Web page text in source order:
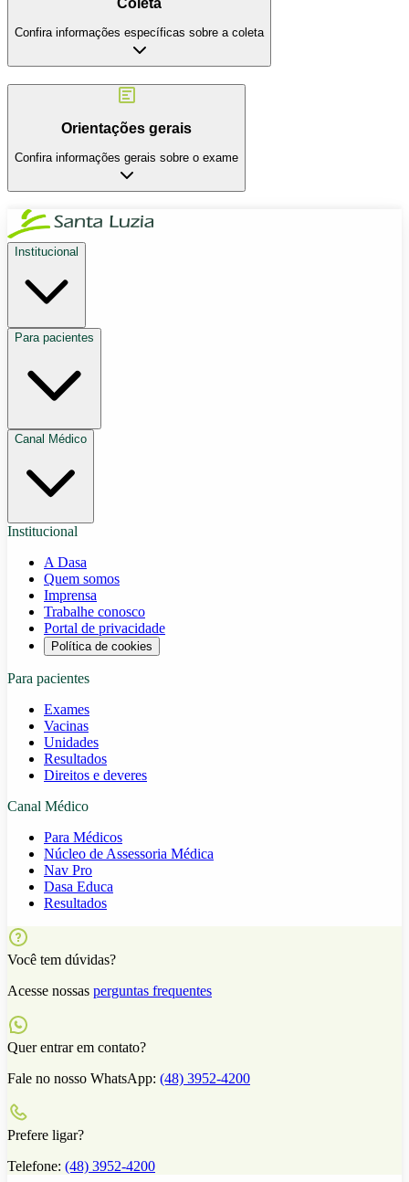
Confira informações específicas sobre a coleta
Orientações gerais
Confira informações gerais sobre o exame
Institucional
Para pacientes
Canal Médico
Institucional
A Dasa
Quem somos
Imprensa
Trabalhe conosco
Portal de privacidade
Política de cookies
Para pacientes
Exames
Vacinas
Unidades
Resultados
Direitos e deveres
Canal Médico
Para Médicos
Núcleo de Assessoria Médica
Nav Pro
Dasa Educa
Resultados
Você tem dúvidas?
Acesse nossas perguntas frequentes
Quer entrar em contato?
Fale no nosso WhatsApp: (48) 3952-4200
Prefere ligar?
Telefone: (48) 3952-4200